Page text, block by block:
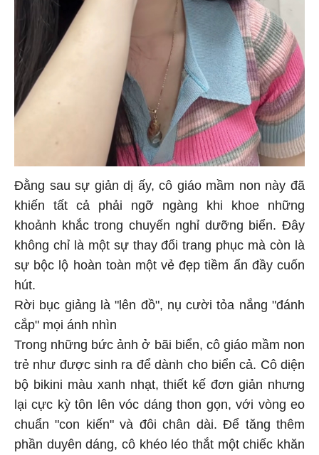
Đằng sau sự giản dị ấy, cô giáo mầm non này đã
khiến tất cả phải ngỡ ngàng khi khoe những
khoảnh khắc trong chuyến nghỉ dưỡng biển. Đây
không chỉ là một sự thay đổi trang phục mà còn là
sự bộc lộ hoàn toàn một vẻ đẹp tiềm ẩn đầy cuốn
hút.
Rời bục giảng là "lên đồ", nụ cười tỏa nắng "đánh
cắp" mọi ánh nhìn
Trong những bức ảnh ở bãi biển, cô giáo mầm non
trẻ như được sinh ra để dành cho biển cả. Cô diện
bộ bikini màu xanh nhạt, thiết kế đơn giản nhưng
lại cực kỳ tôn lên vóc dáng thon gọn, với vòng eo
chuẩn "con kiến" và đôi chân dài. Để tăng thêm
phần duyên dáng, cô khéo léo thắt một chiếc khăn